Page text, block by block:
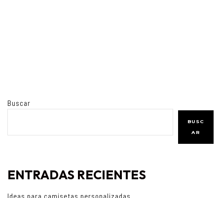
Buscar
BUSC
AR
ENTRADAS RECIENTES
Ideas para camisetas personalizadas